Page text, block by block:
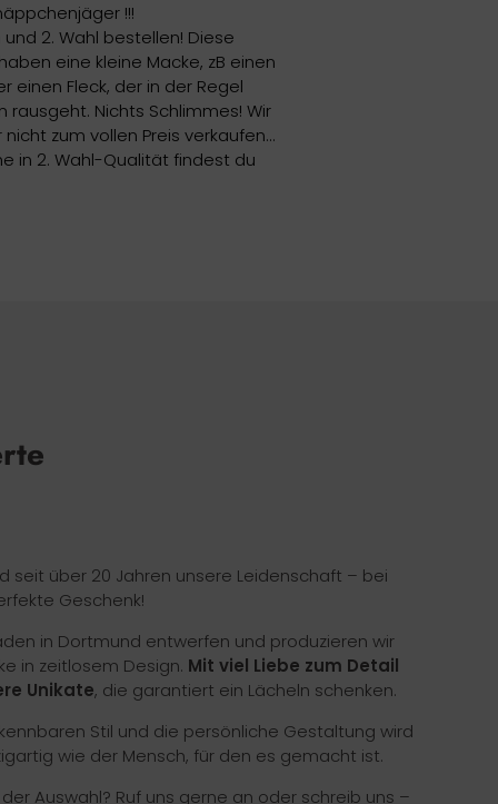
!!!
2. Wahl bestellen! Diese
eine kleine Macke, zB einen
einen Fleck, der in der Regel
rausgeht. Nichts Schlimmes! Wir
zum vollen Preis verkaufen...
in 2. Wahl-Qualität findest du
seit über 20 Jahren unsere Leidenschaft – bei
Geschenk!
in Dortmund entwerfen und produzieren wir
in zeitlosem Design. Mit viel Liebe zum Detail
Unikate, die garantiert ein Lächeln schenken.
Stil und die persönliche Gestaltung wird
wie der Mensch, für den es gemacht ist.
Auswahl? Ruf uns gerne an oder schreib uns –